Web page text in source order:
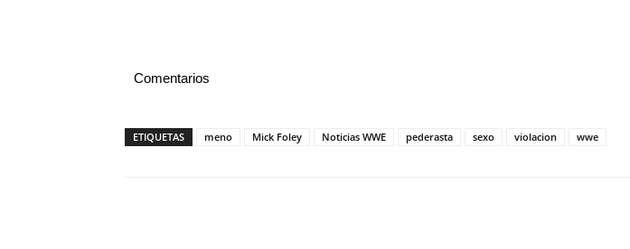
Comentarios
ETIQUETAS meno Mick Foley Noticias WWE pederasta sexo violacion wwe